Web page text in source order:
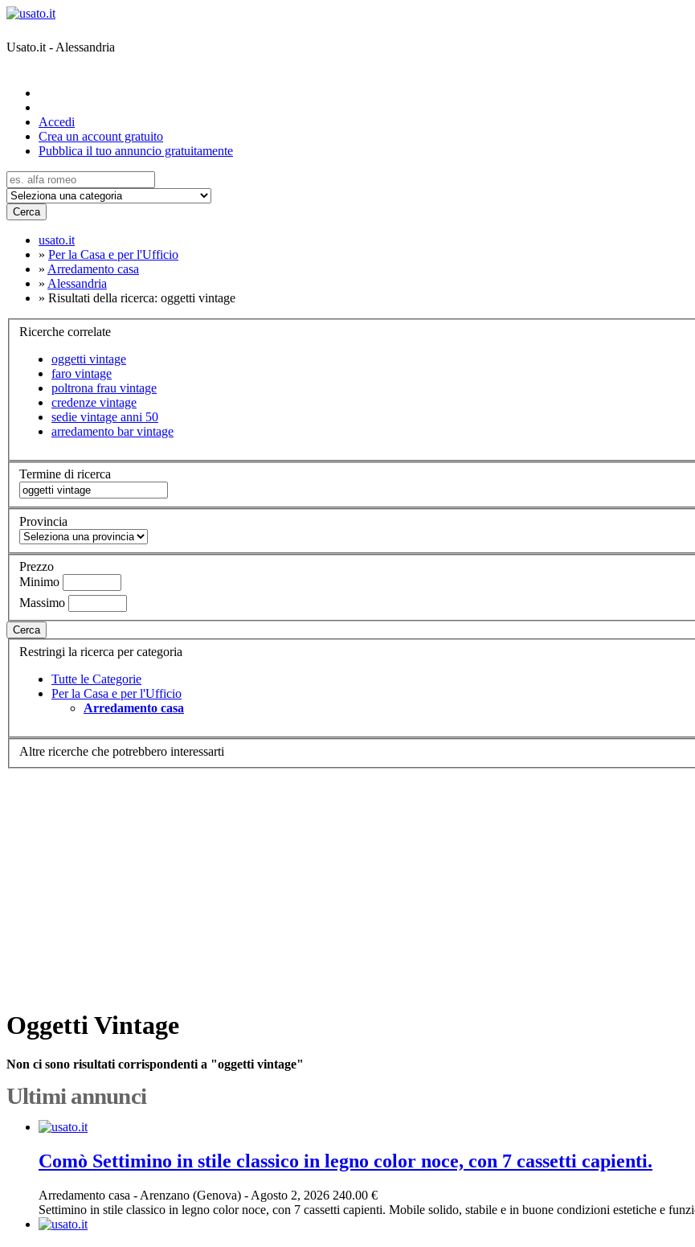
Usato.it - Alessandria
Accedi
Crea un account gratuito
Pubblica il tuo annuncio gratuitamente
Cerca
usato.it
» Per la Casa e per l'Ufficio
» Arredamento casa
» Alessandria
» Risultati della ricerca: oggetti vintage
Ricerche correlate
oggetti vintage
faro vintage
poltrona frau vintage
credenze vintage
sedie vintage anni 50
arredamento bar vintage
Termine di ricerca
Provincia
Prezzo
Minimo
Massimo
Cerca
Restringi la ricerca per categoria
Tutte le Categorie
Per la Casa e per l'Ufficio
Arredamento casa
Altre ricerche che potrebbero interessarti
Oggetti Vintage
Non ci sono risultati corrispondenti a "oggetti vintage"
Ultimi annunci
Comò Settimino in stile classico in legno color noce, con 7 cassetti capienti.
Arredamento casa - Arenzano (Genova) - Agosto 2, 2026 240.00 €
Settimino in stile classico in legno color noce, con 7 cassetti capienti. Mobile solido, stabile e in buone condizioni estetiche e